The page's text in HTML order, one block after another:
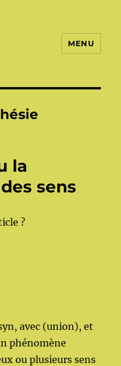
MENU
la
sens
?
avec (union), et
phénomène
ou plusieurs sens